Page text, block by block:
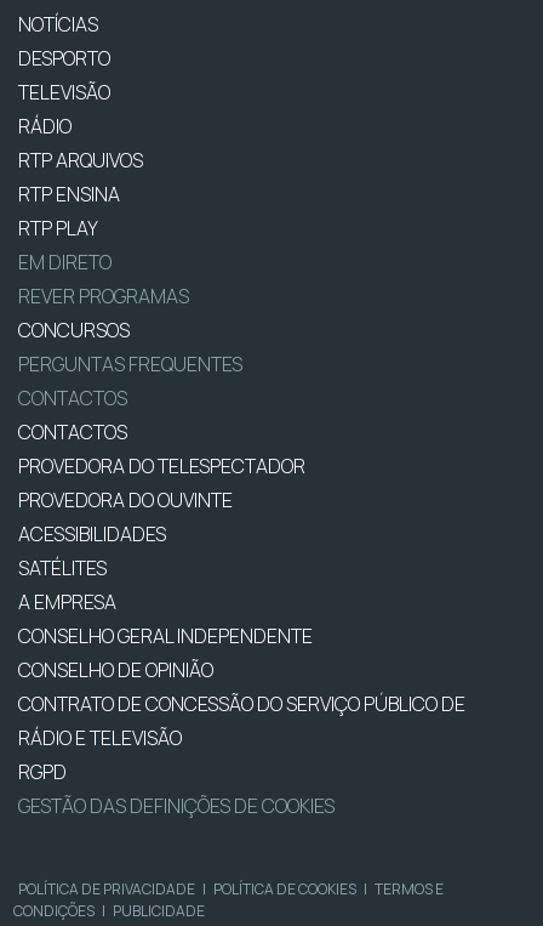
NOTÍCIAS
DESPORTO
TELEVISÃO
RÁDIO
RTP ARQUIVOS
RTP ENSINA
RTP PLAY
EM DIRETO
REVER PROGRAMAS
CONCURSOS
PERGUNTAS FREQUENTES
CONTACTOS
CONTACTOS
PROVEDORA DO TELESPECTADOR
PROVEDORA DO OUVINTE
ACESSIBILIDADES
SATÉLITES
A EMPRESA
CONSELHO GERAL INDEPENDENTE
CONSELHO DE OPINIÃO
CONTRATO DE CONCESSÃO DO SERVIÇO PÚBLICO DE
RÁDIO E TELEVISÃO
RGPD
GESTÃO DAS DEFINIÇÕES DE COOKIES
POLÍTICA DE PRIVACIDADE | POLÍTICA DE COOKIES | TERMOS E
CONDIÇÕES | PUBLICIDADE